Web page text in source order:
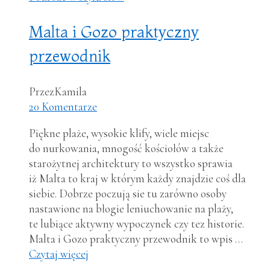
Malta i Gozo praktyczny
przewodnik
PrzezKamila
20 Komentarze
Piękne plaże, wysokie klify, wiele miejsc
do nurkowania, mnogość kościołów a także
starożytnej architektury to wszystko sprawia
iż Malta to kraj w którym każdy znajdzie coś dla
siebie. Dobrze poczują sie tu zarówno osoby
nastawione na błogie leniuchowanie na plaży,
te lubiące aktywny wypoczynek czy tez historie.
Malta i Gozo praktyczny przewodnik to wpis …
Czytaj więcej